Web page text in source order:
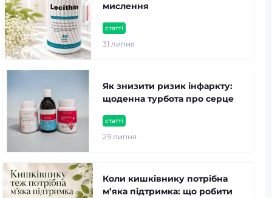
статті
31 липня
мислення
статті
29 липня
Як знизити ризик інфаркту:
щоденна турбота про серце
Коли кишківнику потрібна
м’яка підтримка: що робити